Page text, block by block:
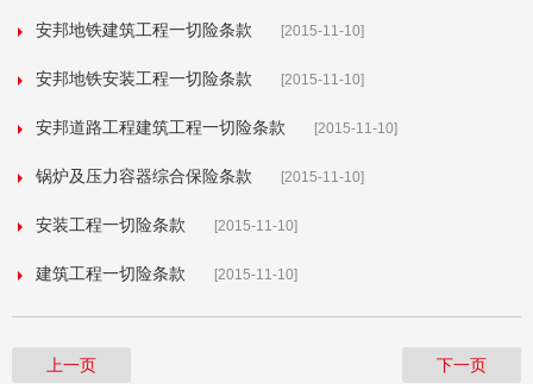
安邦地铁建筑工程一切险条款 [2015-11-10]
安邦地铁安装工程一切险条款 [2015-11-10]
安邦道路工程建筑工程一切险条款 [2015-11-10]
锅炉及压力容器综合保险条款 [2015-11-10]
安装工程一切险条款 [2015-11-10]
建筑工程一切险条款 [2015-11-10]
上一页 下一页